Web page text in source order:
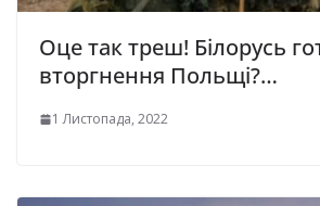
Оце так треш! Білорусь
вторгнення Польщі?…
1 Листопада, 2022